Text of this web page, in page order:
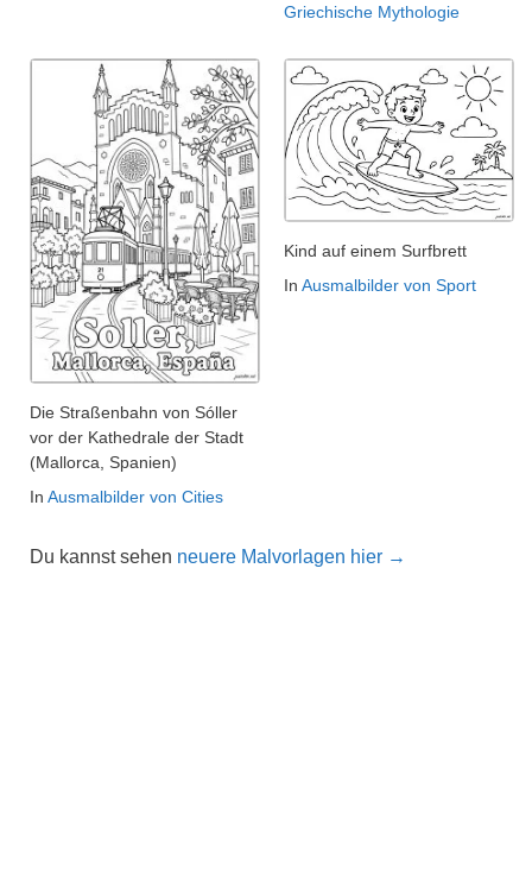
Griechische Mythologie
Die Straßenbahn von Sóller
vor der Kathedrale der Stadt
(Mallorca, Spanien)
In Ausmalbilder von Cities
Kind auf einem Surfbrett
In Ausmalbilder von Sport
Du kannst sehen neuere Malvorlagen hier →